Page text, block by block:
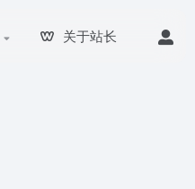
关于站长